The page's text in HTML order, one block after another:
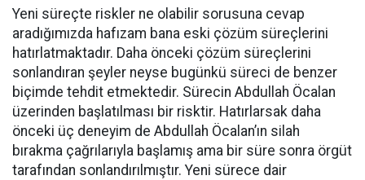
Yeni süreçte riskler ne olabilir sorusuna cevap
aradığımızda hafızam bana eski çözüm süreçlerini
hatırlatmaktadır. Daha önceki çözüm süreçlerini
sonlandıran şeyler neyse bugünkü süreci de benzer
biçimde tehdit etmektedir. Sürecin Abdullah Öcalan
üzerinden başlatılması bir risktir. Hatırlarsak daha
önceki üç deneyim de Abdullah Öcalan’ın silah
bırakma çağrılarıyla başlamış ama bir süre sonra örgüt
tarafından sonlandırılmıştır. Yeni sürece dair